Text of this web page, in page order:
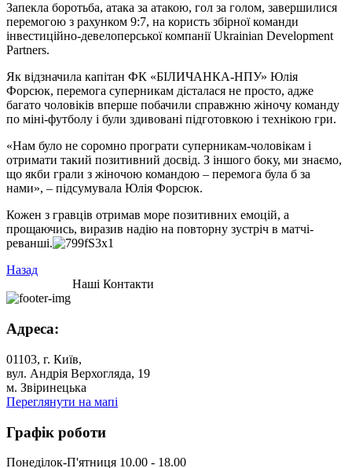
Запекла боротьба, атака за атакою, гол за голом, завершилися
перемогою з рахунком 9:7, на користь збірної команди
інвестиційно-девелоперської компанії Ukrainian Development
Partners.
Як відзначила капітан ФК «БІЛИЧАНКА-НПУ» Юлія
Форсюк, перемога суперникам дісталася не просто, адже
багато чоловіків вперше побачили справжню жіночу команду
по міні-футболу і були здивовані підготовкою і технікою гри.
«Нам було не соромно програти суперникам-чоловікам і
отримати такий позитивний досвід. З іншого боку, ми знаємо,
що якби грали з жіночою командою – перемога була б за
нами», – підсумувала Юлія Форсюк.
Кожен з гравців отримав море позитивних емоцій, а
прощаючись, виразив надію на повторну зустріч в матчі-
реванші.
Назад
Наші Контакти
Адреса:
01103, г. Київ,
вул. Андрія Верхогляда, 19
м. Звіринецька
Переглянути на мапі
Графік роботи
Понеділок-П'ятниця 10.00 - 18.00